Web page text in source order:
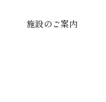
施設のご案内